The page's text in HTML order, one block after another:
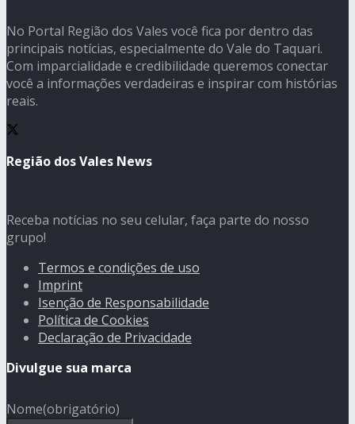
No Portal Região dos Vales você fica por dentro das
principais notícias, especialmente do Vale do Taquari.
Com imparcialidade e credibilidade queremos conectar
você a informações verdadeiras e inspirar com histórias
reais.
Região dos Vales News
Receba notícias no seu celular, faça parte do nosso
grupo!
Termos e condições de uso
Imprint
Isenção de Responsabilidade
Política de Cookies
Declaração de Privacidade
Divulgue sua marca
Nome(obrigatório)